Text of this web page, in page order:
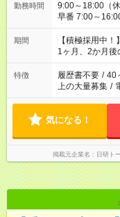
勤務時間
9:00～18:00（休憩60分） ■ご希望があ
早番 7:00～16:00
と休みを合わせ
「できれば残
ね。 ※Wワーク希望の方へ 今ご覧のお仕事で希望する勤務時間
と、もう1つの
合は応募できま
期間
【積極採用中
1ヶ月、2か月後
特徴 履歴書不要 / 40
上の大量募集 /
気になる！
掲載元企業名 日研ト